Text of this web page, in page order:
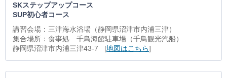
SKステップアップコース
SUP初心者コース
講習会場：三津海水浴場（静岡県沼津市内浦三津）
集合場所：食事処 千鳥海館駐車場（千鳥観光汽船）
静岡県沼津市内浦三津43-7 [地図はこちら]